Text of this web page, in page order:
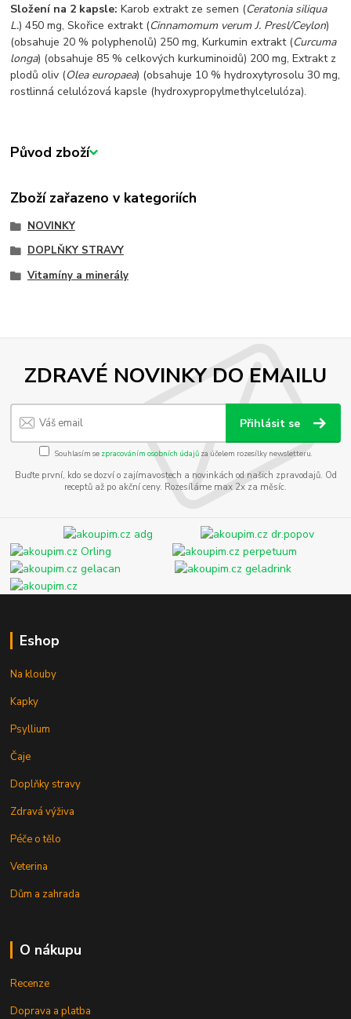
Složení na 2 kapsle:Karob extrakt ze semen (Ceratonia siliqua
L.) 450 mg, Skořice extrakt (Cinnamomum verum J. Presl/Ceylon)
(obsahuje 20 % polyphenolů) 250 mg, Kurkumin extrakt (Curcuma
longa) (obsahuje 85 % celkových kurkuminoidů) 200 mg, Extrakt z
plodů oliv (Olea europaea) (obsahuje 10 % hydroxytyrosolu 30 mg,
rostlinná celulózová kapsle (hydroxypropylmethylcelulóza).
Původ zboží
Zboží zařazeno v kategoriích
NOVINKY
DOPLŇKY STRAVY
Vitamíny a minerály
ZDRAVÉ NOVINKY DO EMAILU
Přihlásit se
Souhlasím se zpracováním osobních údajůza účelem rozesílky newsletteru.
Buďte první, kdo se dozví o zajímavostech a novinkách od našich zpravodajů. Od
receptů až po akční ceny. Rozesíláme max 2x za měsíc.
Eshop
Na klouby
Kapky
Psyllium
Čaje
Doplňky stravy
Zdravá výživa
Péče o tělo
Veterina
Dům a zahrada
O nákupu
Recenze
Doprava a platba